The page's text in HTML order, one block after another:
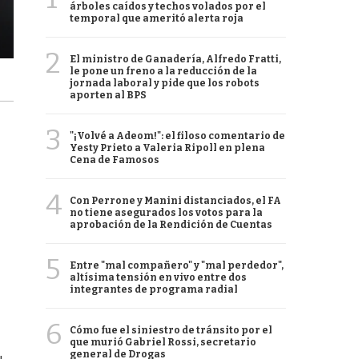
árboles caídos y techos volados por el
temporal que ameritó alerta roja
2
El ministro de Ganadería, Alfredo Fratti,
le pone un freno a la reducción de la
jornada laboral y pide que los robots
aporten al BPS
3
"¡Volvé a Adeom!": el filoso comentario de
Yesty Prieto a Valeria Ripoll en plena
Cena de Famosos
4
Con Perrone y Manini distanciados, el FA
no tiene asegurados los votos para la
aprobación de la Rendición de Cuentas
5
Entre "mal compañero" y "mal perdedor",
altísima tensión en vivo entre dos
integrantes de programa radial
6
Cómo fue el siniestro de tránsito por el
que murió Gabriel Rossi, secretario
general de Drogas